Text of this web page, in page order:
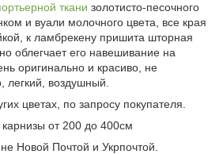
ткани золотисто-песочного
и вуали молочного цвета, все края
к ламбрекену пришита шторная
облегчает его навешивание на
оригинально и красиво, не
легкий, воздушный.
цветах, по запросу покупателя.
от 200 до 400см
Новой Почтой и Укрпочтой.